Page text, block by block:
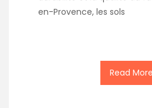
en-Provence, les sols
Read More